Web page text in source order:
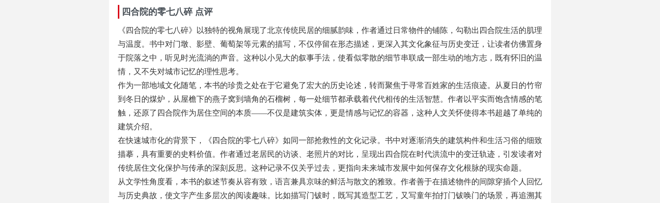
四合院的零七八碎 点评
《四合院的零七八碎》以独特的视角展现了北京传统民居的细腻韵味，作者通过日常物件的铺陈，勾勒出四合院生活的肌理
与温度。书中对门墩、影壁、葡萄架等元素的描写，不仅停留在形态描述，更深入其文化象征与历史变迁，让读者仿佛置身
于院落之中，听见时光流淌的声音。这种以小见大的叙事手法，使看似零散的细节串联成一部生动的地方志，既有怀旧的温
情，又不失对城市记忆的理性思考。
作为一部地域文化随笔，本书的珍贵之处在于它避免了宏大的历史论述，转而聚焦于寻常百姓家的生活痕迹。从夏日的竹帘
到冬日的煤炉，从屋檐下的燕子窝到墙角的石榴树，每一处细节都承载着代代相传的生活智慧。作者以平实而饱含情感的笔
触，还原了四合院作为居住空间的本质——不仅是建筑实体，更是情感与记忆的容器，这种人文关怀使得本书超越了单纯的
建筑介绍。
在快速城市化的背景下，《四合院的零七八碎》如同一部抢救性的文化记录。书中对逐渐消失的建筑构件和生活习俗的细致
描摹，具有重要的史料价值。作者通过老居民的访谈、老照片的对比，呈现出四合院在时代洪流中的变迁轨迹，引发读者对
传统居住文化保护与传承的深刻反思。这种记录不仅关乎过去，更指向未来城市发展中如何保存文化根脉的现实命题。
从文学性角度看，本书的叙述节奏从容有致，语言兼具京味的鲜活与散文的雅致。作者善于在描述物件的间隙穿插个人回忆
与历史典故，使文字产生多层次的阅读趣味。比如描写门钹时，既写其造型工艺，又写童年拍打门钹唤门的场景，再追溯其